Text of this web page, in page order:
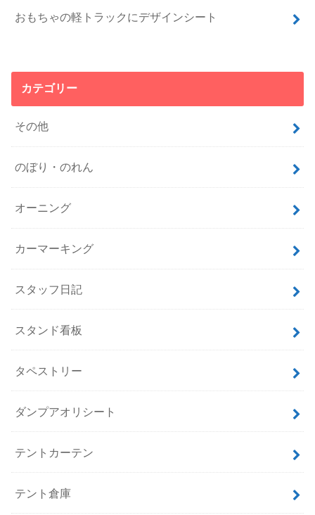
おもちゃの軽トラックにデザインシート
カテゴリー
その他
のぼり・のれん
オーニング
カーマーキング
スタッフ日記
スタンド看板
タペストリー
ダンプアオリシート
テントカーテン
テント倉庫